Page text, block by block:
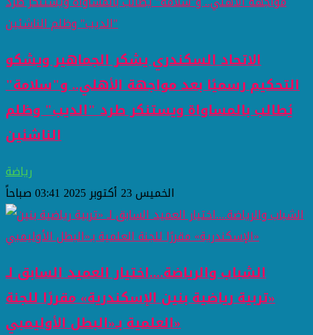
الاتحاد السكندري يشكر الجماهير ويشكو
التحكيم رسميًا بعد مواجهة الأهلي.. و"سلامة"
يُطالب بالمساواة ويستنكر طرد "الديب" وظلم
الناشئين
رياضة
الخميس 23 أكتوبر 2025 03:41 صباحاً
الشباب والرياضة....اختيار العميد السابق لـ
«تربية رياضية بنين الإسكندرية» مقررًا للجنة
العلمية بـ«البطل الأوليمبي»